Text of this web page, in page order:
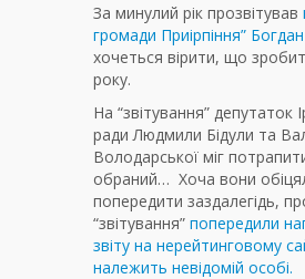
За минулий рік прозвітував
громади Приірпіння”
хочеться вірити, що
року.
На “звітування” депутаток
ради Людмили Бідули та
Володарської міг
обраний… Хоча вони
попередити заздалегідь,
“звітування” попередили
звіту на нерейтинговому
належить невідомій особі.